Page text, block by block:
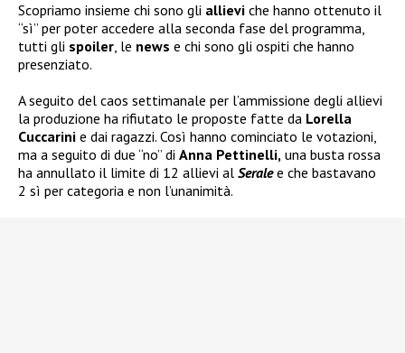
Scopriamo insieme chi sono gli allievi che hanno ottenuto il
“sì” per poter accedere alla seconda fase del programma,
tutti gli spoiler, le news e chi sono gli ospiti che hanno
presenziato.
A seguito del caos settimanale per l’ammissione degli allievi
la produzione ha rifiutato le proposte fatte da Lorella
Cuccarini e dai ragazzi. Così hanno cominciato le votazioni,
ma a seguito di due “no” di Anna Pettinelli, una busta rossa
ha annullato il limite di 12 allievi al Seralee che bastavano
2 sì per categoria e non l’unanimità.